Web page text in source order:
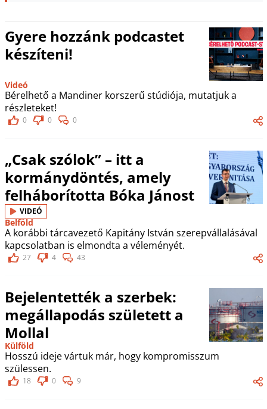
Gyere hozzánk podcastet
készíteni!
Videó
Bérelhető a Mandiner korszerű stúdiója, mutatjuk a
részleteket!
0 0 0
„Csak szólok” – itt a
kormánydöntés, amely
felháborította Bóka Jánost
VIDEÓ
Belföld
A korábbi tárcavezető Kapitány István szerepvállalásával
kapcsolatban is elmondta a véleményét.
27 4 43
Bejelentették a szerbek:
megállapodás született a
Mollal
Külföld
Hosszú ideje vártuk már, hogy kompromisszum
szülessen.
18 0 9